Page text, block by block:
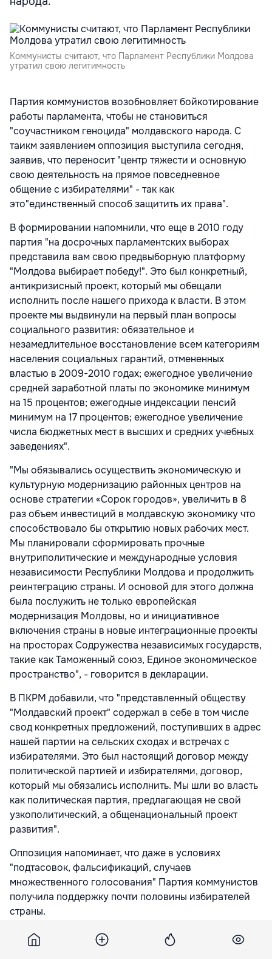
Коммунисты считают, что Парламент Республики Молдова
утратил свою легитимность
Партия коммунистов возобновляет бойкотирование
работы парламента, чтобы не становиться
"соучастником геноцида" молдавского народа. С
таикм заявлением оппозиция выступила сегодня,
заявив, что переносит "центр тяжести и основную
свою деятельность на прямое повседневное
общение с избирателями" - так как
это"единственный способ защитить их права".
В формировании напомнили, что еще в 2010 году
партия "на досрочных парламентских выборах
представила вам свою предвыборную платформу
"Молдова выбирает победу!". Это был конкретный,
антикризисный проект, который мы обещали
исполнить после нашего прихода к власти. В этом
проекте мы выдвинули на первый план вопросы
социального развития: обязательное и
незамедлительное восстановление всем категориям
населения социальных гарантий, отмененных
властью в 2009-2010 годах; ежегодное увеличение
средней заработной платы по экономике минимум
на 15 процентов; ежегодные индексации пенсий
минимум на 17 процентов; ежегодное увеличение
числа бюджетных мест в высших и средних учебных
заведениях".
"Мы обязывались осуществить экономическую и
культурную модернизацию районных центров на
основе стратегии «Сорок городов», увеличить в 8
раз объем инвестиций в молдавскую экономику что
способствовало бы открытию новых рабочих мест.
Мы планировали сформировать прочные
внутриполитические и международные условия
независимости Республики Молдова и продолжить
реинтеграцию страны. И основой для этого должна
была послужить не только европейская
модернизация Молдовы, но и инициативное
включения страны в новые интеграционные проекты
на просторах Содружества независимых государств,
такие как Таможенный союз, Единое экономическое
пространство", - говорится в декларации.
В ПКРМ добавили, что "представленный обществу
"Молдавский проект" содержал в себе в том числе
свод конкретных предложений, поступивших в адрес
нашей партии на сельских сходах и встречах с
избирателями. Это был настоящий договор между
политической партией и избирателями, договор,
который мы обязались исполнить. Мы шли во власть
как политическая партия, предлагающая не свой
узкополитический, а общенациональный проект
развития".
Оппозиция напоминает, что даже в условиях
"подтасовок, фальсификаций, случаев
множественного голосования" Партия коммунистов
получила поддержку почти половины избирателей
страны.
"Именно эта поддержка, возможное изменение
курса развития – от распада к созиданию –